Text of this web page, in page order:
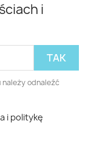
i
odnaleźć
i politykę